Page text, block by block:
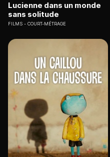
Lucienne dans un monde
sans solitude
FILMS COURT-MÉTRAGE